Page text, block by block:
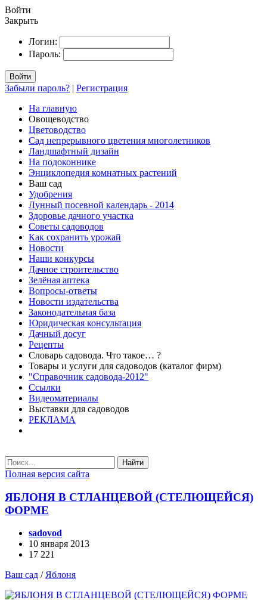
Войти
Закрыть
Логин:
Пароль:
Войти
Забыли пароль? | Регистрация
На главную
Овощеводство
Цветоводство
Сад непрерывного цветения многолетников
Ландшафтный дизайн
На подоконнике
Энциклопедия комнатных растений
Ваш сад
Удобрения
Лунный посевной календарь - 2014
Здоровье дачного участка
Советы садоводов
Как сохранить урожай
Новости
Наши конкурсы
Дачное строительство
Зелёная аптека
Вопросы-ответы
Новости издательства
Законодательная база
Юридическая консультация
Дачный досуг
Рецепты
Словарь садовода. Что такое… ?
Товары и услуги для садоводов (каталог фирм)
"Справочник садовода-2012"
Ссылки
Видеоматериалы
Выставки для садоводов
РЕКЛАМА
Найти
Полная версия сайта
ЯБЛОНЯ В СТЛАНЦЕВОЙ (СТЕЛЮЩЕЙСЯ)
ФОРМЕ
sadovod
10 января 2013
17 221
Ваш сад /Яблоня